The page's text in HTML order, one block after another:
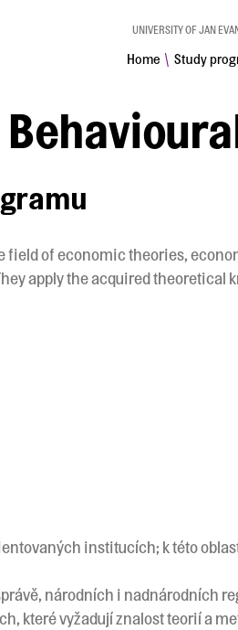
UNIVERSITY OF JAN
Home \ Study
field of economic theories,
apply the acquired theoretical
institucích; k této
národních i nadnárodních
které vyžadují znalost teorií a